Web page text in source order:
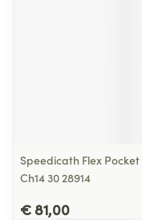
Speedicath Flex Pocket
Ch14 30 28914
€ 81,00